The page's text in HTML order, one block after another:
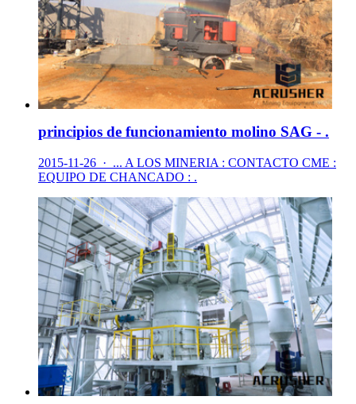
principios de funcionamiento molino SAG - .
2015-11-26 · ... A LOS MINERIA : CONTACTO CME :
EQUIPO DE CHANCADO : .